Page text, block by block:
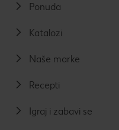
Ponuda
Katalozi
Naše marke
Recepti
Igraj i zabavi se